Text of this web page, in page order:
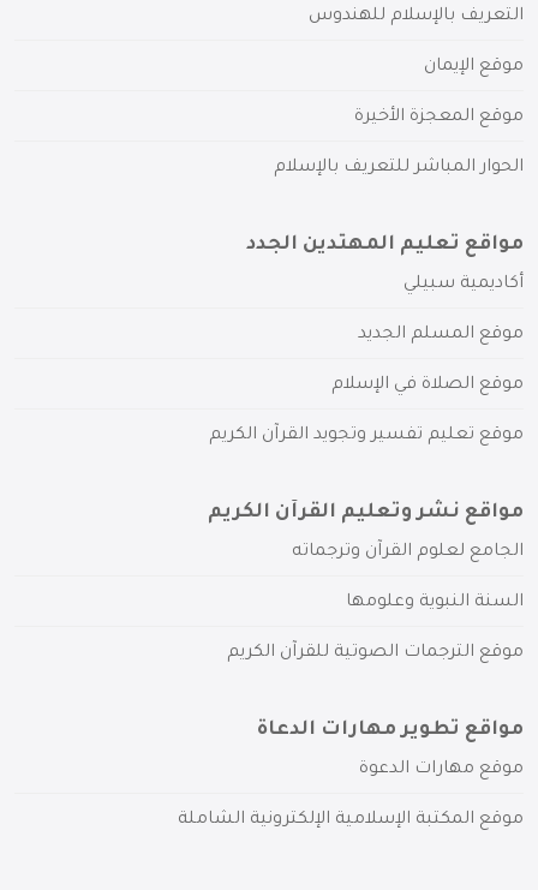
التعريف بالإسلام للهندوس
موقع الإيمان
موقع المعجزة الأخيرة
الحوار المباشر للتعريف بالإسلام
مواقع تعليم المهتدين الجدد
أكاديمية سبيلي
موقع المسلم الجديد
موقع الصلاة في الإسلام
موقع تعليم تفسير وتجويد القرآن الكريم
مواقع نشر وتعليم القرآن الكريم
الجامع لعلوم القرآن وترجماته
السنة النبوية وعلومها
موقع الترجمات الصوتية للقرآن الكريم
مواقع تطوير مهارات الدعاة
موقع مهارات الدعوة
موقع المكتبة الإسلامية الإلكترونية الشاملة